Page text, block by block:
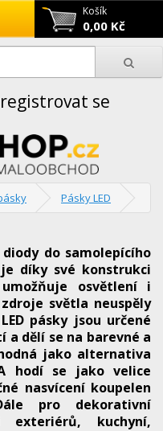
Košík
0,00 Kč
se
Pásky LED
diody do samolepícího
je díky své konstrukci
osvětlení i
světla neuspěly
pásky jsou určené
dělí se na barevné a
jako alternativa
hodí se jako velice
nasvícení koupelen
pro dekorativní
kuchyní,